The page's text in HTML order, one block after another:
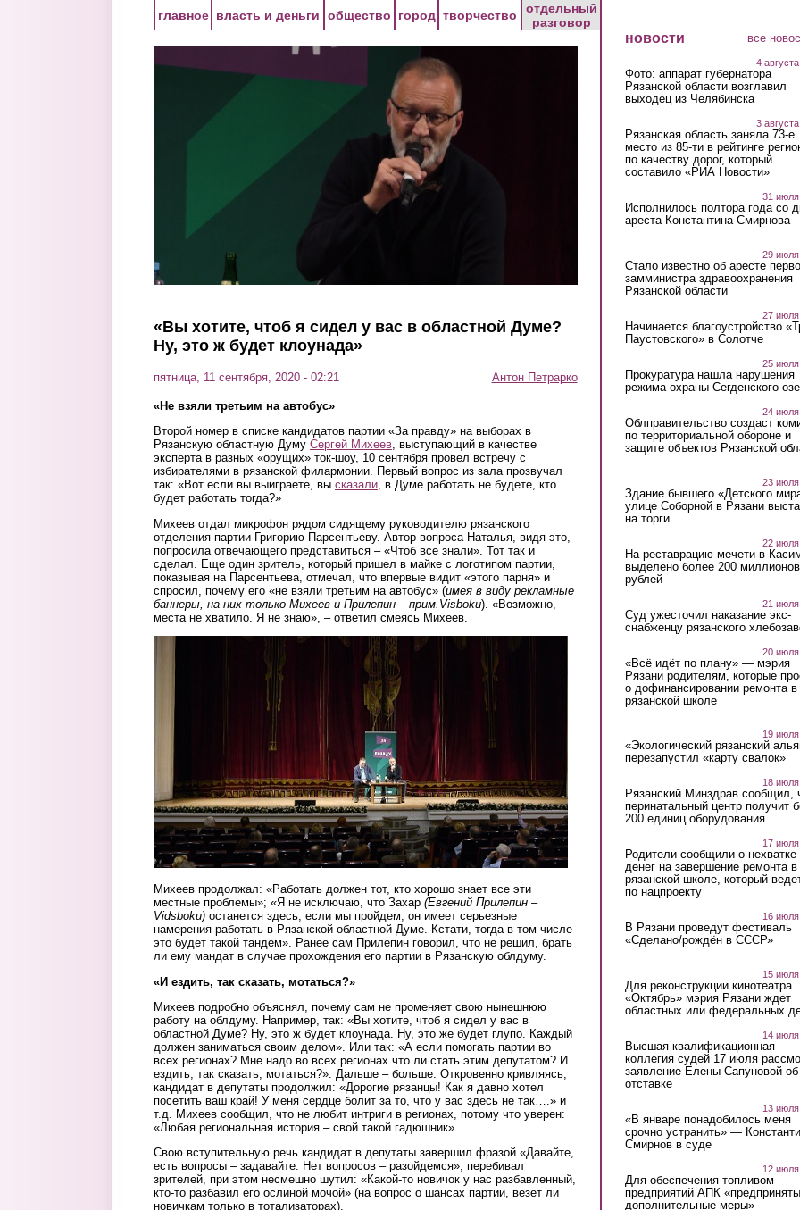
главное власть и деньги общество город творчество
отдельный
разговор
«Вы хотите, чтоб я сидел у вас в областной Думе?
Ну, это ж будет клоунада»
пятница, 11 сентября, 2020 - 02:21 Антон Петрарко
«Не взяли третьим на автобус»
Второй номер в списке кандидатов партии «За правду» на выборах в
Рязанскую областную Думу Сергей Михеев, выступающий в качестве
эксперта в разных «орущих» ток-шоу, 10 сентября провел встречу с
избирателями в рязанской филармонии. Первый вопрос из зала прозвучал
так: «Вот если вы выиграете, вы сказали, в Думе работать не будете, кто
будет работать тогда?»
Михеев отдал микрофон рядом сидящему руководителю рязанского
отделения партии Григорию Парсентьеву. Автор вопроса Наталья, видя это,
попросила отвечающего представиться – «Чтоб все знали». Тот так и
сделал. Еще один зритель, который пришел в майке с логотипом партии,
показывая на Парсентьева, отмечал, что впервые видит «этого парня» и
спросил, почему его «не взяли третьим на автобус» (имея в виду рекламные
баннеры, на них только Михеев и Прилепин – прим. Visboku). «Возможно,
места не хватило. Я не знаю», – ответил смеясь Михеев.
vstrecha.jpg
Михеев продолжал: «Работать должен тот, кто хорошо знает все эти
местные проблемы»; «Я не исключаю, что Захар (Евгений Прилепин –
Vidsboku) останется здесь, если мы пройдем, он имеет серьезные
намерения работать в Рязанской областной Думе. Кстати, тогда в том числе
это будет такой тандем». Ранее сам Прилепин говорил, что не решил, брать
ли ему мандат в случае прохождения его партии в Рязанскую облдуму.
«И ездить, так сказать, мотаться?»
Михеев подробно объяснял, почему сам не променяет свою нынешнюю
работу на облдуму. Например, так: «Вы хотите, чтоб я сидел у вас в
областной Думе? Ну, это ж будет клоунада. Ну, это же будет глупо. Каждый
должен заниматься своим делом». Или так: «А если помогать партии во
всех регионах? Мне надо во всех регионах что ли стать этим депутатом? И
ездить, так сказать, мотаться?». Дальше – больше. Откровенно кривляясь,
кандидат в депутаты продолжил: «Дорогие рязанцы! Как я давно хотел
посетить ваш край! У меня сердце болит за то, что у вас здесь не так….» и
т.д. Михеев сообщил, что не любит интриги в регионах, потому что уверен:
«Любая региональная история – свой такой гадюшник».
Свою вступительную речь кандидат в депутаты завершил фразой «Давайте,
есть вопросы – задавайте. Нет вопросов – разойдемся», перебивал
зрителей, при этом несмешно шутил: «Какой-то новичок у нас разбавленный,
кто-то разбавил его ослиной мочой» (на вопрос о шансах партии, везет ли
новичкам только в тотализаторах).
новости все
4
Фото: аппарат губернатора
Рязанской области возглавил
выходец из Челябинска
3
Рязанская область заняла 73-е
место из 85-ти в рейтинге
по качеству дорог, который
составило «РИА Новости»
31
Исполнилось полтора года со
ареста Константина Смирнова
29
Стало известно об аресте
замминистра здравоохранения
Рязанской области
27
Начинается благоустройство
Паустовского» в Солотче
25
Прокуратура нашла нарушения
режима охраны Сегденского
24
Облправительство создаст
по территориальной обороне и
защите объектов Рязанской
23 июля
Здание бывшего «Детского
улице Соборной в Рязани
на торги
22
На реставрацию мечети в
выделено более 200 миллионов
рублей
21
Суд ужесточил наказание экс-
снабженцу рязанского
20
«Всё идёт по плану» — мэрия
Рязани родителям, которые
о дофинансировании ремонта в
рязанской школе
19
«Экологический рязанский
перезапустил «карту свалок»
18
Рязанский Минздрав сообщил,
перинатальный центр получит
200 единиц оборудования
17
Родители сообщили о нехватке
денег на завершение ремонта в
рязанской школе, который
по нацпроекту
16
В Рязани проведут фестиваль
«Сделано/рождён в СССР»
15
Для реконструкции кинотеатра
«Октябрь» мэрия Рязани ждет
областных или федеральных
14
Высшая квалификационная
коллегия судей 17 июля
заявление Елены Сапуновой об
отставке
13
«В январе понадобилось меня
срочно устранить» —
Смирнов в суде
12
Для обеспечения топливом
предприятий АПК «предприняты
дополнительные меры» -